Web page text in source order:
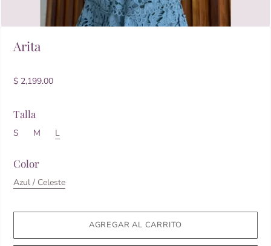
Arita
$ 2,199.00
Talla
S M L
Color
Azul / Celeste